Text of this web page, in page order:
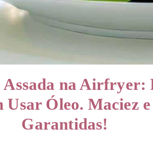
Assada na Airfryer:
Usar Óleo. Maciez
Garantidas!